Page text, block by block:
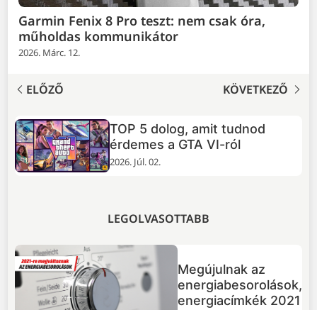
Garmin Fenix 8 Pro teszt: nem csak óra,
műholdas kommunikátor
2026. Márc. 12.
ELŐZŐ KÖVETKEZŐ
TOP 5 dolog, amit tudnod
érdemes a GTA VI-ról
2026. Júl. 02.
LEGOLVASOTTABB
Megújulnak az
energiabesorolások,
energiacímkék 2021